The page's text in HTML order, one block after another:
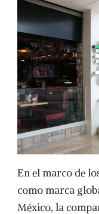
En el marco de
como marca
México, la